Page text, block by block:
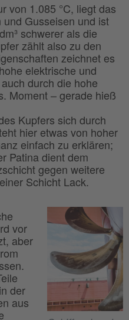
von 1.085 °C, liegt das
Gusseisen und ist
schwerer als die
zählt also zu den
zeichnet es
elektrische und
durch die hohe
Moment – gerade hieß
Kupfers sich durch
hier etwas von hoher
einfach zu erklären;
Patina dient dem
gegen weitere
Schicht Lack.
vor
aber
der
aus